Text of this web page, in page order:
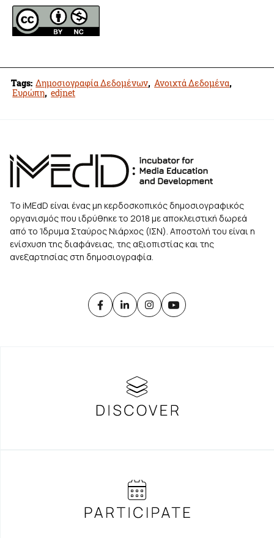
Tags: Δημοσιογραφία Δεδομένων, Ανοιχτά Δεδομένα,
Ευρώπη, edjnet
Το iMEdD είναι ένας μη κερδοσκοπικός δημοσιογραφικός
οργανισμός που ιδρύθηκε το 2018 με αποκλειστική δωρεά
από το Ίδρυμα Σταύρος Νιάρχος (ΙΣΝ). Αποστολή του είναι η
ενίσχυση της διαφάνειας, της αξιοπιστίας και της
ανεξαρτησίας στη δημοσιογραφία.